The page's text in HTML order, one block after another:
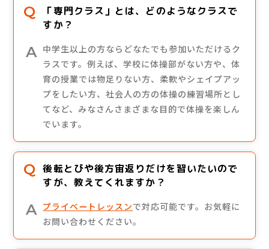
「専門クラス」とは、どのようなクラスで
すか？
中学生以上の方ならどなたでも参加いただけるク
ラスです。例えば、学校に体操部がない方や、体
育の授業では物足りない方、柔軟やシェイプアッ
プをしたい方、社会人の方の体操の練習場所とし
てなど、みなさんさまざまな目的で体操を楽しん
でいます。
後転とびや後方宙返りだけを習いたいので
すが、教えてくれますか？
プライベートレッスンで対応可能です。お気軽に
お問い合わせください。